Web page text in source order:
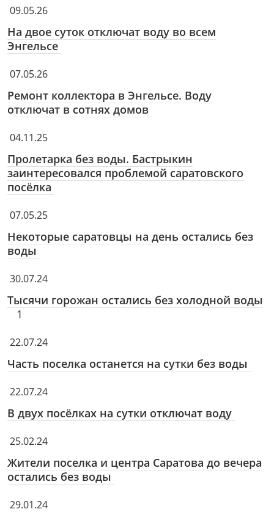
09.05.26
На двое суток отключат воду во всем
Энгельсе
07.05.26
Ремонт коллектора в Энгельсе. Воду
отключат в сотнях домов
04.11.25
Пролетарка без воды. Бастрыкин
заинтересовался проблемой саратовского
посёлка
07.05.25
Некоторые саратовцы на день остались без
воды
30.07.24
Тысячи горожан остались без холодной воды
1
22.07.24
Часть поселка останется на сутки без воды
22.07.24
В двух посёлках на сутки отключат воду
25.02.24
Жители поселка и центра Саратова до вечера
остались без воды
29.01.24